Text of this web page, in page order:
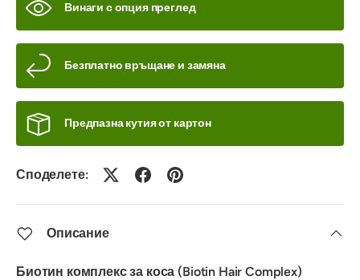
Винаги с опция преглед
Безплатно връщане и замяна
Предпазна кутия от картон
Споделете:
Описание
Биотин комплекс за коса (Biotin Hair Complex)